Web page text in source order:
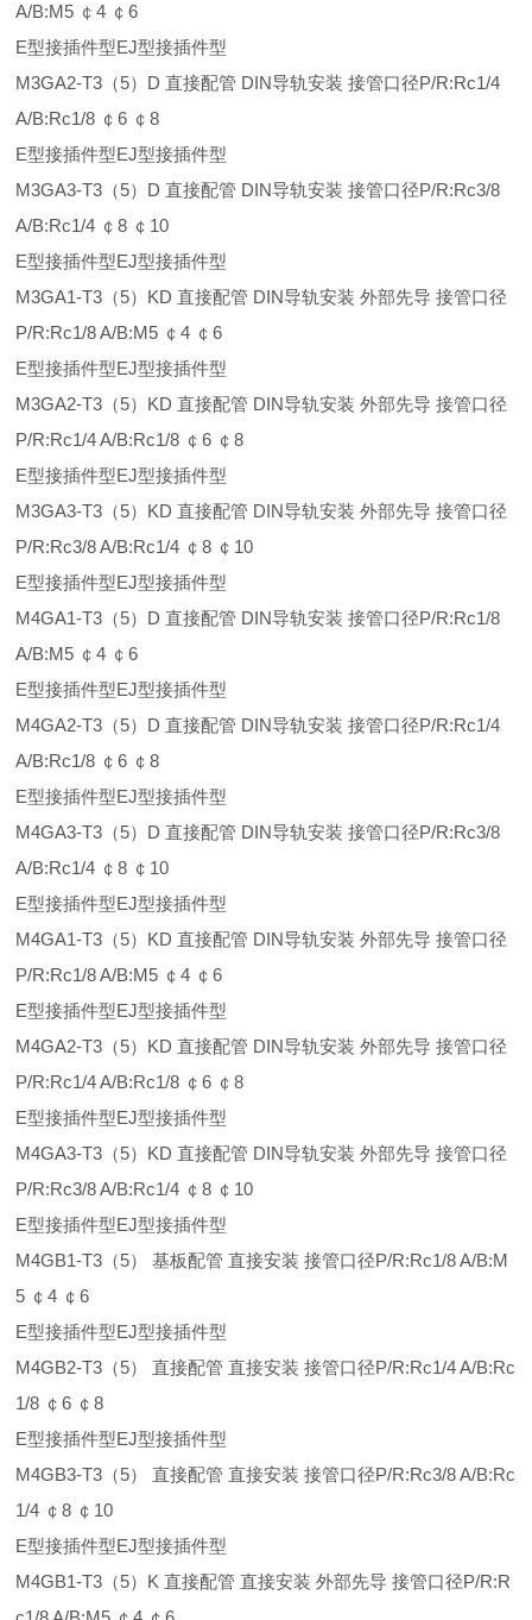
A/B:M5 ￠4 ￠6
E型接插件型EJ型接插件型
M3GA2-T3（5）D 直接配管 DIN导轨安装 接管口径P/R:Rc1/4
A/B:Rc1/8 ￠6 ￠8
E型接插件型EJ型接插件型
M3GA3-T3（5）D 直接配管 DIN导轨安装 接管口径P/R:Rc3/8
A/B:Rc1/4 ￠8 ￠10
E型接插件型EJ型接插件型
M3GA1-T3（5）KD 直接配管 DIN导轨安装 外部先导 接管口径
P/R:Rc1/8 A/B:M5 ￠4 ￠6
E型接插件型EJ型接插件型
M3GA2-T3（5）KD 直接配管 DIN导轨安装 外部先导 接管口径
P/R:Rc1/4 A/B:Rc1/8 ￠6 ￠8
E型接插件型EJ型接插件型
M3GA3-T3（5）KD 直接配管 DIN导轨安装 外部先导 接管口径
P/R:Rc3/8 A/B:Rc1/4 ￠8 ￠10
E型接插件型EJ型接插件型
M4GA1-T3（5）D 直接配管 DIN导轨安装 接管口径P/R:Rc1/8
A/B:M5 ￠4 ￠6
E型接插件型EJ型接插件型
M4GA2-T3（5）D 直接配管 DIN导轨安装 接管口径P/R:Rc1/4
A/B:Rc1/8 ￠6 ￠8
E型接插件型EJ型接插件型
M4GA3-T3（5）D 直接配管 DIN导轨安装 接管口径P/R:Rc3/8
A/B:Rc1/4 ￠8 ￠10
E型接插件型EJ型接插件型
M4GA1-T3（5）KD 直接配管 DIN导轨安装 外部先导 接管口径
P/R:Rc1/8 A/B:M5 ￠4 ￠6
E型接插件型EJ型接插件型
M4GA2-T3（5）KD 直接配管 DIN导轨安装 外部先导 接管口径
P/R:Rc1/4 A/B:Rc1/8 ￠6 ￠8
E型接插件型EJ型接插件型
M4GA3-T3（5）KD 直接配管 DIN导轨安装 外部先导 接管口径
P/R:Rc3/8 A/B:Rc1/4 ￠8 ￠10
E型接插件型EJ型接插件型
M4GB1-T3（5） 基板配管 直接安装 接管口径P/R:Rc1/8 A/B:M
5 ￠4 ￠6
E型接插件型EJ型接插件型
M4GB2-T3（5） 直接配管 直接安装 接管口径P/R:Rc1/4 A/B:Rc
1/8 ￠6 ￠8
E型接插件型EJ型接插件型
M4GB3-T3（5） 直接配管 直接安装 接管口径P/R:Rc3/8 A/B:Rc
1/4 ￠8 ￠10
E型接插件型EJ型接插件型
M4GB1-T3（5）K 直接配管 直接安装 外部先导 接管口径P/R:R